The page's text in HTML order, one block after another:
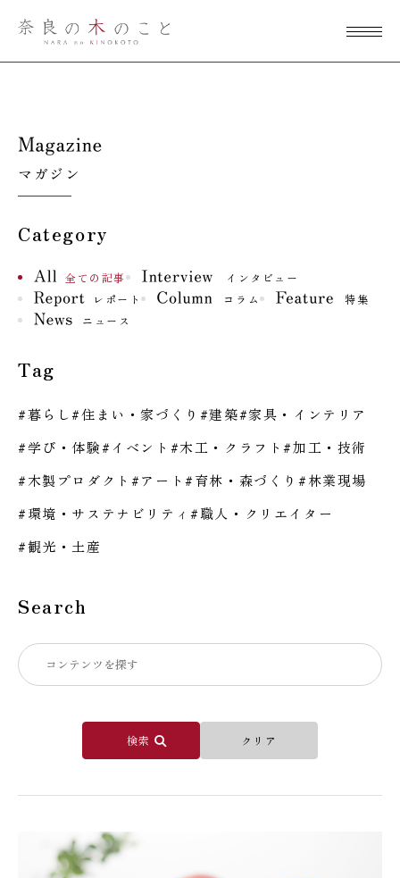
奈良の木のこ
と
マガジン
Category
全ての記事
インタビュー
レポート
コラム
特集
ニュース
Tag
暮らし 住まい・家づくり 建築
家具・インテリア
学び・体験
イベント 木工・クラフト 加工・技術
木製プロダクト
アート 育林・森づくり 林業現場
環境・サステナビリティ 職人・クリエイター
観光・土産
Search